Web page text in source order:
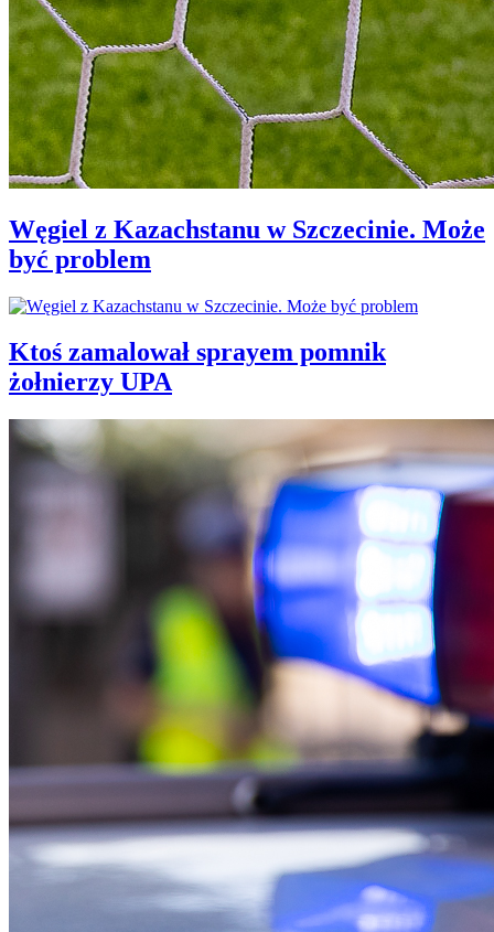
Węgiel z Kazachstanu w Szczecinie. Może
być problem
Ktoś zamalował sprayem pomnik
żołnierzy UPA